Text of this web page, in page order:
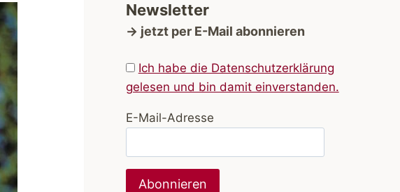
Newsletter
→ jetzt per E-Mail abonnieren
Ich habe die Datenschutzerklärung
gelesen und bin damit einverstanden.
E-Mail-Adresse